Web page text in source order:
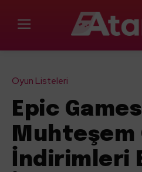
Oyun Listeleri
Epic Games
Muhteşem
İndirimleri